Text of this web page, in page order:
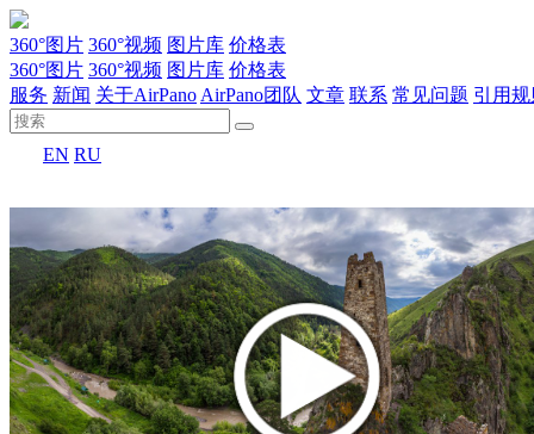
360°图片 360°视频 图片库 价格表
360°图片 360°视频 图片库 价格表
服务 新闻 关于AirPano AirPano团队 文章 联系 常见问题 引用
EN RU